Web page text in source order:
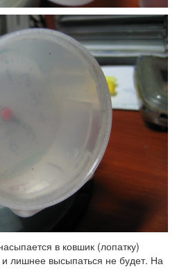
в ковшик (лопатку)
лишнее высыпаться не будет. На